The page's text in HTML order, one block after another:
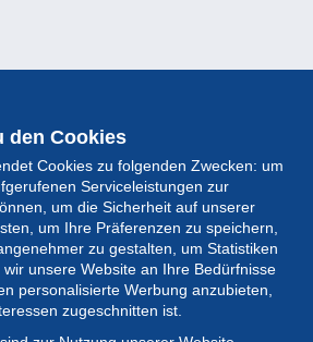
den Cookies
Cookies zu folgenden Zwecken: um
Serviceleistungen zur
um die Sicherheit auf unserer
um Ihre Präferenzen zu speichern,
zu gestalten, um Statistiken
unsere Website an Ihre Bedürfnisse
personalisierte Werbung anzubieten,
zugeschnitten ist.